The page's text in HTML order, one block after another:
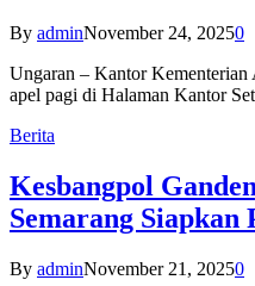
By adminNovember 24, 20250
Ungaran – Kantor Kementerian
apel pagi di Halaman Kantor
Berita
Kesbangpol
Semarang Siapkan
By adminNovember 21, 20250